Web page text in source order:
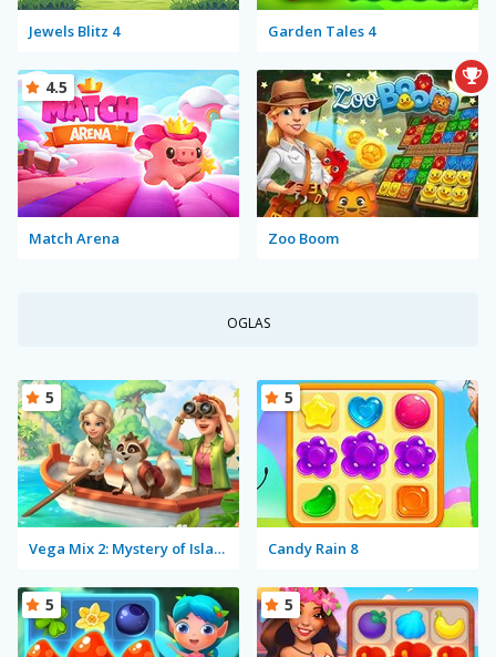
Jewels Blitz 4 Garden Tales 4
Match Arena
4.5
Zoo Boom
OGLAS
Vega Mix 2: Mystery of Island
5
Candy Rain 8
5
5 5